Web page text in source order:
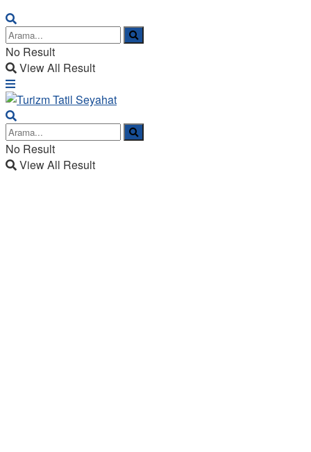
No Result
View All Result
No Result
View All Result